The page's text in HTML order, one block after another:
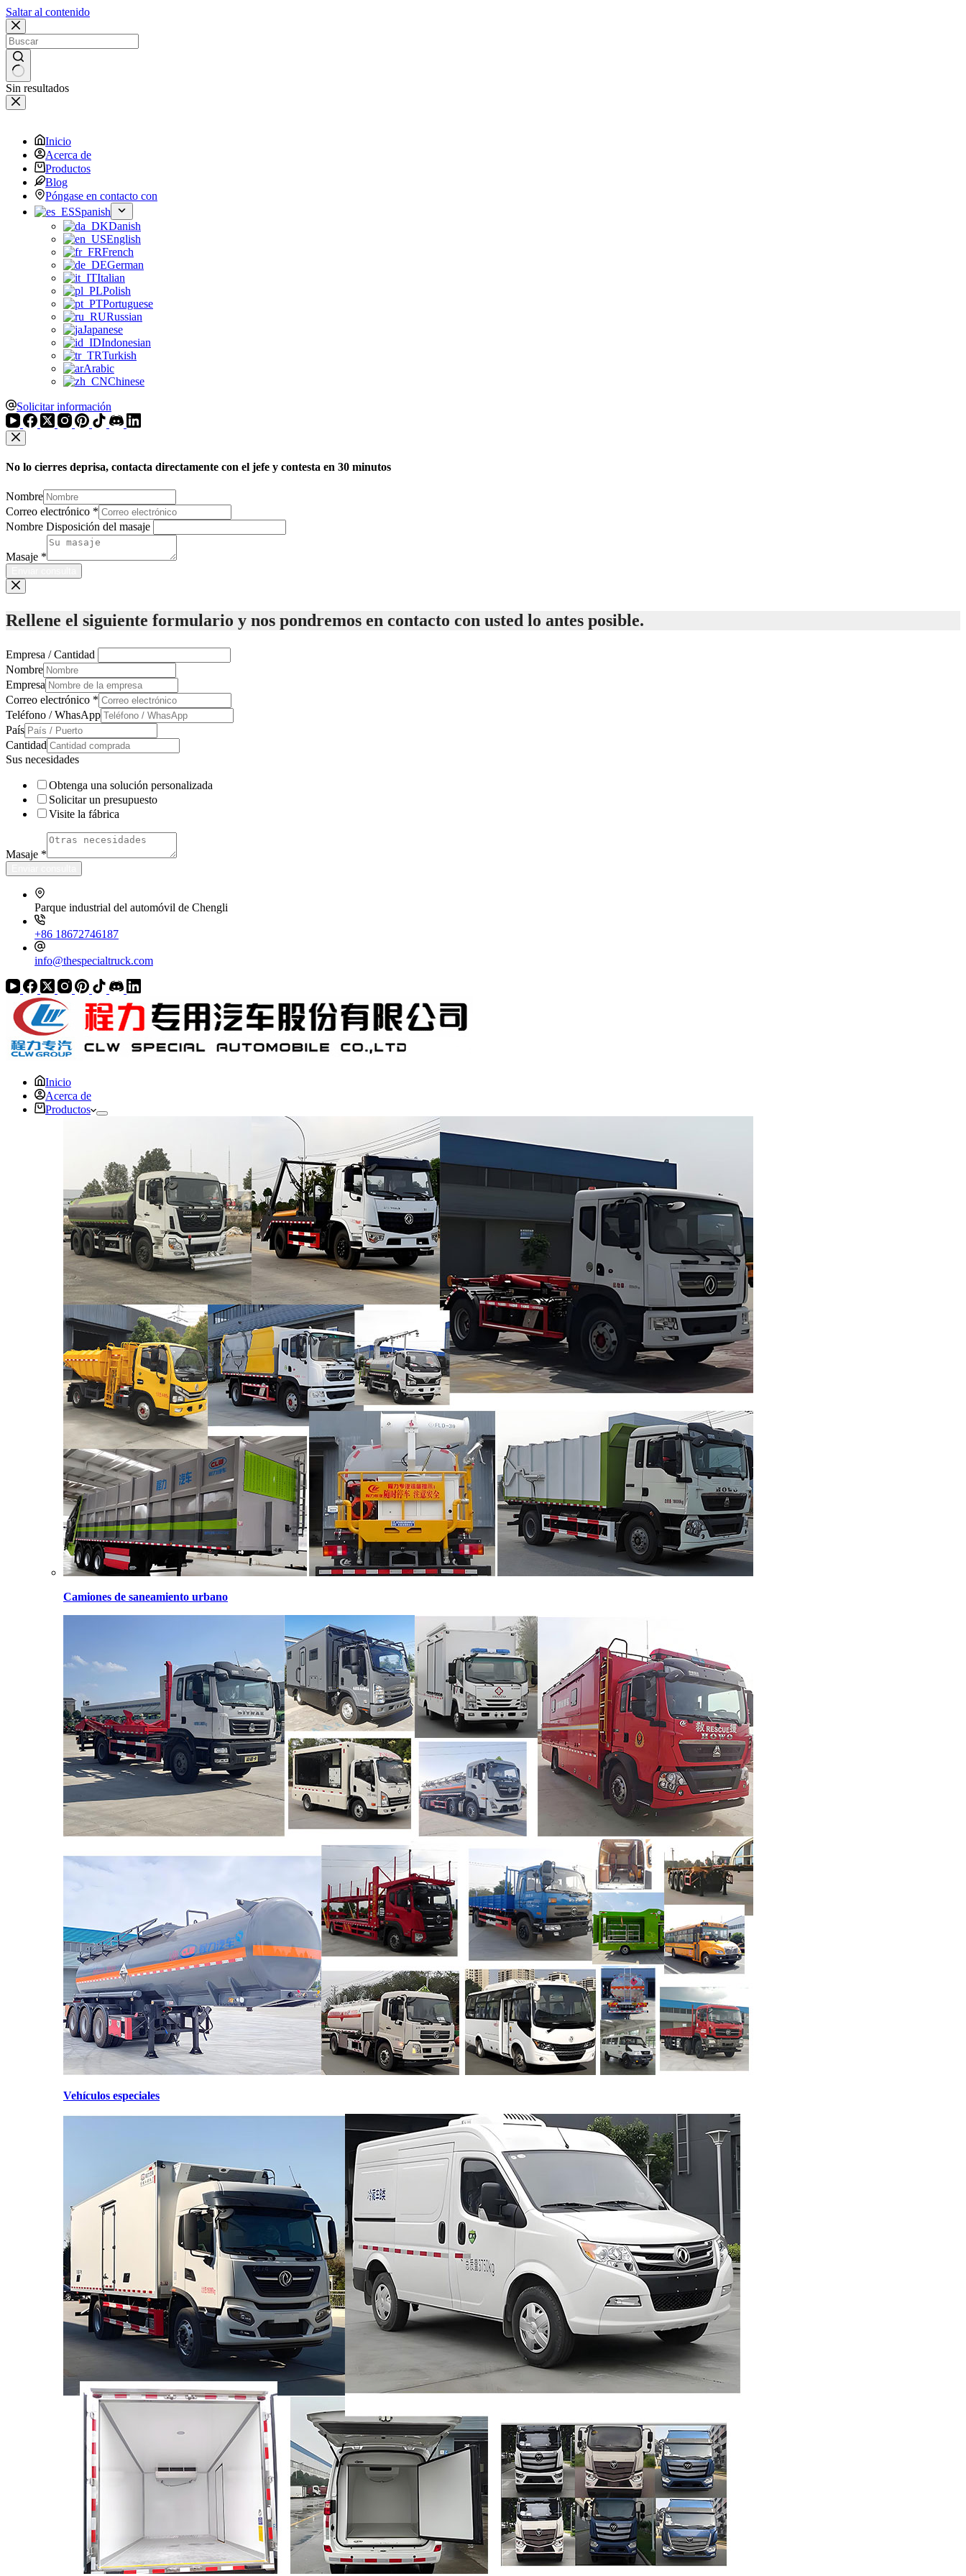
Saltar al contenido
Sin resultados
Inicio
Acerca de
Productos
Blog
Póngase en contacto con
Spanish
Danish
English
French
German
Italian
Polish
Portuguese
Russian
Japanese
Indonesian
Turkish
Arabic
Chinese
Solicitar información
No lo cierres deprisa, contacta directamente con el jefe y contesta en 30 minutos
Nombre
Correo electrónico *
Nombre Disposición del masaje
Masaje *
Rellene el siguiente formulario y nos pondremos en contacto con usted lo antes posible.
Empresa / Cantidad
Nombre
Empresa
Correo electrónico *
Teléfono / WhasApp
País
Cantidad
Sus necesidades
Obtenga una solución personalizada
Solicitar un presupuesto
Visite la fábrica
Masaje *
Parque industrial del automóvil de Chengli
+86 18672746187
info@thespecialtruck.com
Inicio
Acerca de
Productos
Camiones de saneamiento urbano
Vehículos especiales